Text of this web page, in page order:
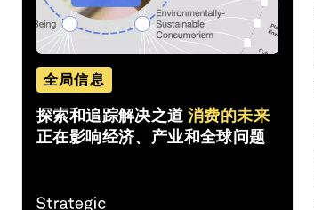
全局信息
探索和追踪解决之道 消费的未来
正在影响经济、产业和全球问题